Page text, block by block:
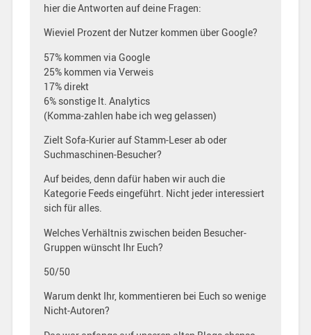
hier die Antworten auf deine Fragen:
Wieviel Prozent der Nutzer kommen über Google?
57% kommen via Google
25% kommen via Verweis
17% direkt
6% sonstige lt. Analytics
(Komma-zahlen habe ich weg gelassen)
Zielt Sofa-Kurier auf Stamm-Leser ab oder
Suchmaschinen-Besucher?
Auf beides, denn dafür haben wir auch die
Kategorie Feeds eingeführt. Nicht jeder interessiert
sich für alles.
Welches Verhältnis zwischen beiden Besucher-
Gruppen wünscht Ihr Euch?
50/50
Warum denkt Ihr, kommentieren bei Euch so wenige
Nicht-Autoren?